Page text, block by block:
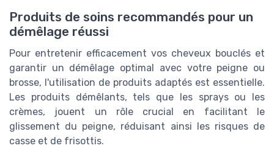
Produits de soins recommandés pour un
démêlage réussi
Pour entretenir efficacement vos cheveux bouclés et
garantir un démêlage optimal avec votre peigne ou
brosse, l'utilisation de produits adaptés est essentielle.
Les produits démêlants, tels que les sprays ou les
crèmes, jouent un rôle crucial en facilitant le
glissement du peigne, réduisant ainsi les risques de
casse et de frisottis.